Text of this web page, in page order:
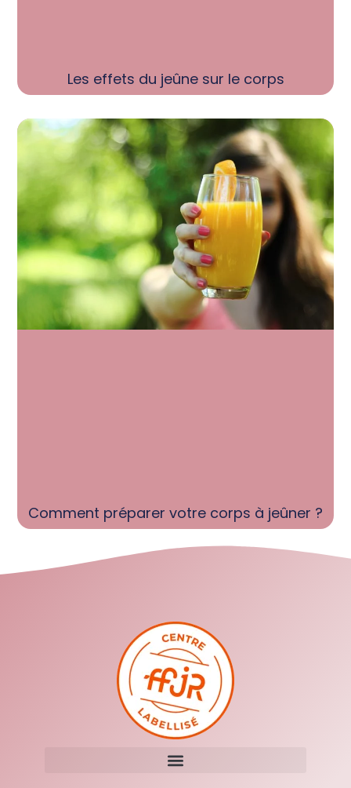
Les effets du jeûne sur le corps
Comment préparer votre corps à jeûner ?